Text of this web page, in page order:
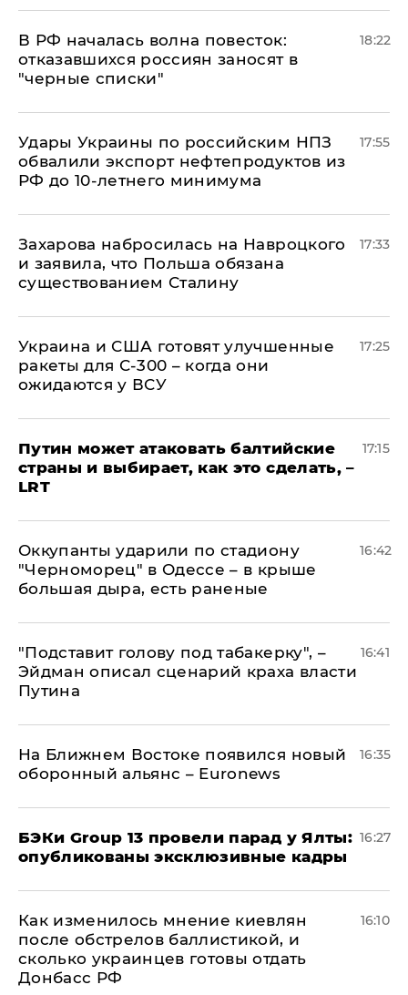
​В РФ началась волна повесток:
отказавшихся россиян заносят в
"черные списки"
18:22
Удары Украины по российским НПЗ
обвалили экспорт нефтепродуктов из
РФ до 10-летнего минимума
17:55
​Захарова набросилась на Навроцкого
и заявила, что Польша обязана
существованием Сталину
17:33
Украина и США готовят улучшенные
ракеты для С-300 – когда они
ожидаются у ВСУ
17:25
Путин может атаковать балтийские
страны и выбирает, как это сделать, –
LRT
17:15
Оккупанты ударили по стадиону
"Черноморец" в Одессе – в крыше
большая дыра, есть раненые
16:42
​"Подставит голову под табакерку", –
Эйдман описал сценарий краха власти
Путина
16:41
На Ближнем Востоке появился новый
оборонный альянс – Euronews
16:35
​БЭКи Group 13 провели парад у Ялты:
опубликованы эксклюзивные кадры
16:27
Как изменилось мнение киевлян
после обстрелов баллистикой, и
сколько украинцев готовы отдать
Донбасс РФ
16:10